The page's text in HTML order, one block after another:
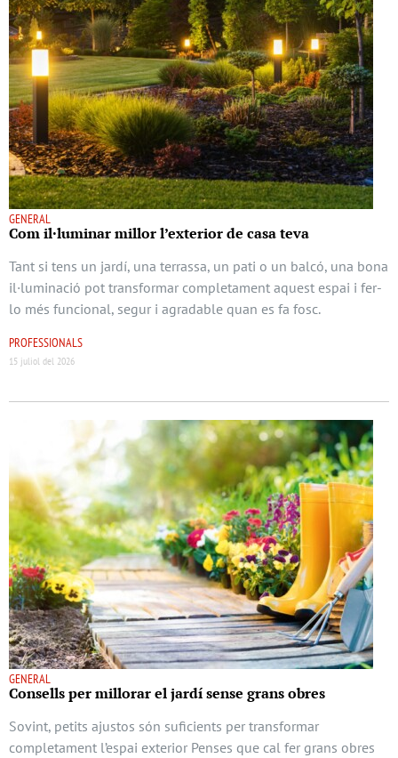
GENERAL
Com il·luminar millor l’exterior de casa teva
Tant si tens un jardí, una terrassa, un pati o un balcó, una bona
il·luminació pot transformar completament aquest espai i fer-
lo més funcional, segur i agradable quan es fa fosc.
PROFESSIONALS
15 juliol del 2026
GENERAL
Consells per millorar el jardí sense grans obres
Sovint, petits ajustos són suficients per transformar
completament l’espai exterior Penses que cal fer grans obres